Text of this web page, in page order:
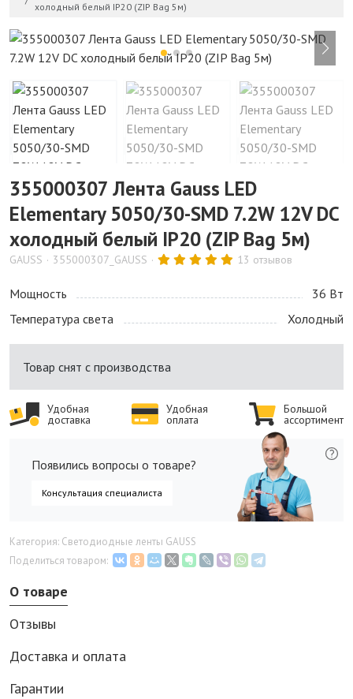
холодный белый IP20 (ZIP Bag 5м)
355000307 Лента Gauss LED
Elementary 5050/30-SMD 7.2W 12V DC
холодный белый IP20 (ZIP Bag 5м)
GAUSS 355000307_GAUSS 13 отзывов
Мощность
36 Bт
Температура света
Холодный
Товар снят с производства
Удобная
доставка
Удобная
оплата
Большой
ассортимент
Появились вопросы о товаре?
Консультация специалиста
Категория: Светодиодные ленты GAUSS
Поделиться товаром:
О товаре
Отзывы
Доставка и оплата
Гарантии